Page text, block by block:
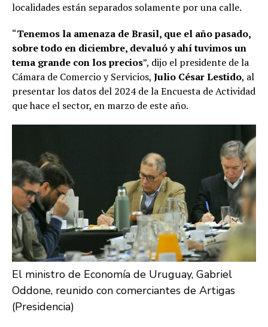
localidades están separados solamente por una calle.
“Tenemos la amenaza de Brasil, que el año pasado,
sobre todo en diciembre, devaluó y ahí tuvimos un
tema grande con los precios”, dijo el presidente de la
Cámara de Comercio y Servicios, Julio César Lestido, al
presentar los datos del 2024 de la Encuesta de Actividad
que hace el sector, en marzo de este año.
El ministro de Economía de Uruguay, Gabriel
Oddone, reunido con comerciantes de Artigas
(Presidencia)